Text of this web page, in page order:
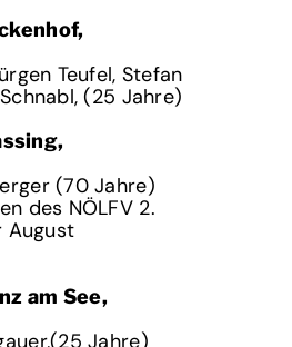
Teufel, Stefan
(25 Jahre)
(70 Jahre)
des NÖLFV 2.
August
am See,
Jahre)